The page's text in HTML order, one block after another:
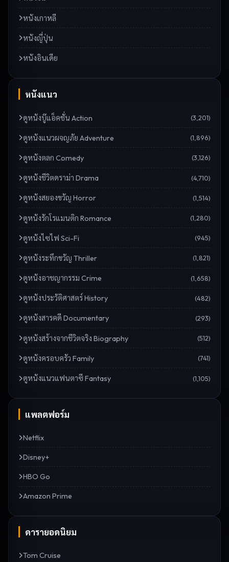
หนังเกาหลี
หนังญี่ปุ่น
หนังอินเดีย
หนังแนว
ดูหนังบู๊แอ็คชั่น Action (3,201)
ดูหนังแนวผจญภัย Adventure (1,896)
ดูหนังตลก Comedy (3,126)
ดูหนังชีวิตดราม่า Drama (4,710)
ดูหนังสยองขวัญ Horror (1,514)
ดูหนังรักโรแมนติก Romance (1,280)
ดูหนังไซไฟ Sci-Fi (945)
ดูหนังระทึกขวัญ Thriller (1,821)
ดูหนังอาชญากรรม Crime (1,658)
ดูหนังประวัติศาสตร์ History (482)
ดูหนังสารคดี Documentary (293)
ดูหนังสร้างจากชีวิตจริง Biography (512)
ดูหนังครอบครัว Family (741)
ดูหนังแนวแฟนตาซี Fantasy (1,105)
แพลตฟอร์ม
Netflix
Disney+
HBO Go
Amazon Prime
ดารายอดนิยม
Tom Cruise